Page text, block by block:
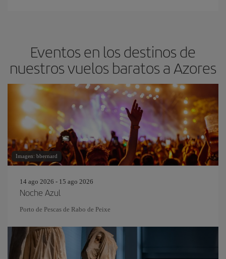
Eventos en los destinos de
nuestros vuelos baratos a Azores
Imagen: bbernard
14 ago 2026 - 15 ago 2026
Noche Azul
Porto de Pescas de Rabo de Peixe